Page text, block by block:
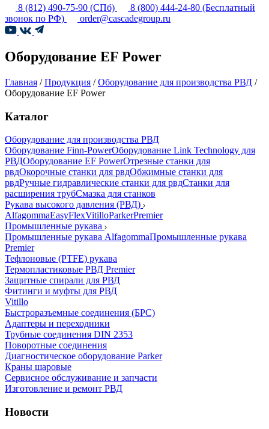
8 (812) 490-75-90 (СПб) 8 (800) 444-24-80 (Бесплатный
звонок по РФ)
order@cascadegroup.ru
Оборудование EF Power
Главная /Продукция /Оборудование для производства РВД /
Оборудование EF Power
Каталог
Оборудование для производства РВД
Оборудование Finn-PowerОборудование Link Technology для
РВДОборудование EF PowerОтрезные станки для
рвдОкорочные станки для рвдОбжимные станки для
рвдРучные гидравлические станки для рвдСтанки для
расширения трубСмазка для станков
Рукава высокого давления (РВД)
AlfagommaEasyFlexVitilloParkerPremier
Промышленные рукава
Промышленные рукава AlfagommaПромышленные рукава
Premier
Тефлоновые (PTFE) рукава
Термопластиковые РВД Premier
Защитные спирали для РВД
Фитинги и муфты для РВД
Vitillo
Быстроразъемные соединения (БРС)
Адаптеры и переходники
Трубные соединения DIN 2353
Поворотные соединения
Диагностическое оборудование Parker
Краны шаровые
Сервисное обслуживание и запчасти
Изготовление и ремонт РВД
Новости